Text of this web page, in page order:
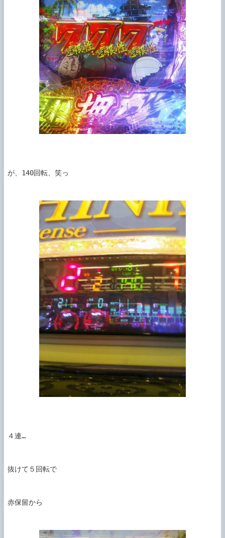
が、140回転、笑っ
４連…
抜けて５回転で
赤保留から